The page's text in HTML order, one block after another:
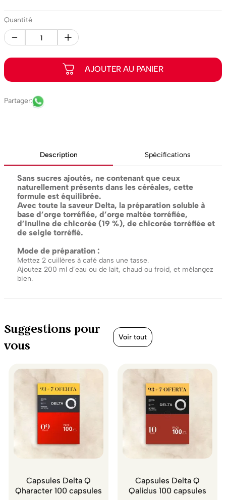
Quantité
Description Spécifications
Sans sucres ajoutés, ne contenant que ceux
naturellement présents dans les céréales, cette
formule est équilibrée.
Avec toute la saveur Delta, la préparation soluble à
base d’orge torréfiée, d’orge maltée torréfiée,
d’inuline de chicorée (19 %), de chicorée torréfiée et
de seigle torréfié.
Mode de préparation :
Mettez 2 cuillères à café dans une tasse.
Ajoutez 200 ml d’eau ou de lait, chaud ou froid, et mélangez
bien.
Suggestions pour
vous
Voir tout
Capsules Delta Q
Qharacter 100 capsules
Capsules Delta Q
Qalidus 100 capsules